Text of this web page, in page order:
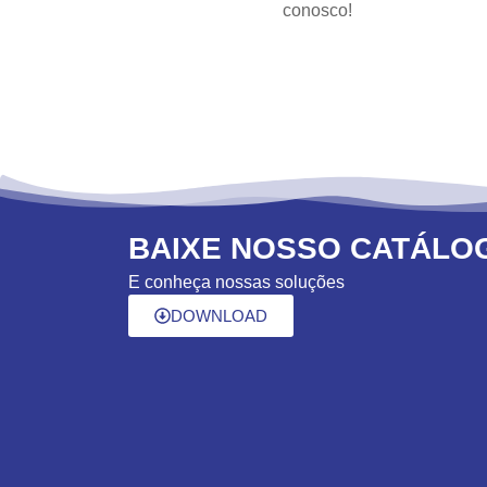
conosco!
BAIXE NOSSO
E conheça nossas soluções
DOWNLOAD